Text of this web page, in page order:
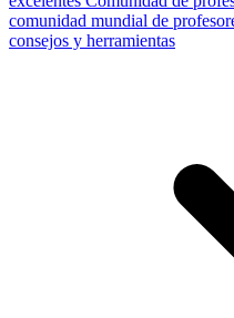
comunidad mundial de
consejos y herramientas